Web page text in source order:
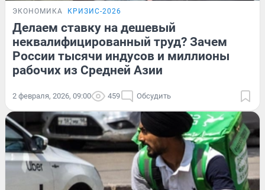
ЭКОНОМИКА КРИЗИС-2026
Делаем ставку на дешевый
неквалифицированный труд? Зачем
России тысячи индусов и миллионы
рабочих из Средней Азии
2 февраля, 2026, 09:00 459 Обсудить